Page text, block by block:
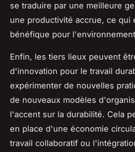
se traduire par une meilleure
une productivité accrue, ce qui
bénéfique pour
Enfin, les tiers lieux peuvent
d'innovation pour le travail
expérimenter de nouvelles
de nouveaux modèles
l'accent sur la durabilité. Cela
en place d'une économie
travail collaboratif ou